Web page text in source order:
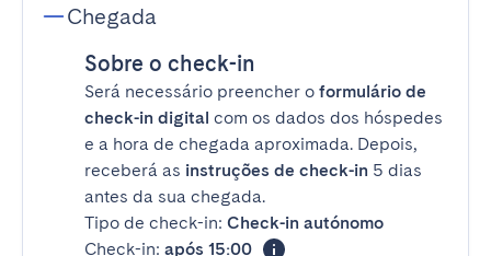
Chegada
Sobre o check-in
Será necessário preencher o formulário de
check-in digital com os dados dos hóspedes
e a hora de chegada aproximada. Depois,
receberá as instruções de check-in 5 dias
antes da sua chegada.
Tipo de check-in: Check-in autónomo
Check-in: após 15:00